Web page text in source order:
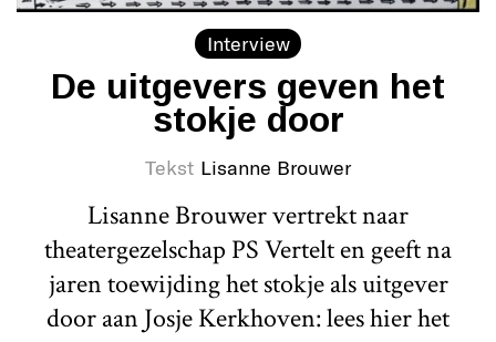
Interview
De uitgevers geven het
stokje door
Tekst Lisanne Brouwer
Lisanne Brouwer vertrekt naar
theatergezelschap PS Vertelt en geeft na
jaren toewijding het stokje als uitgever
door aan Josje Kerkhoven: lees hier het